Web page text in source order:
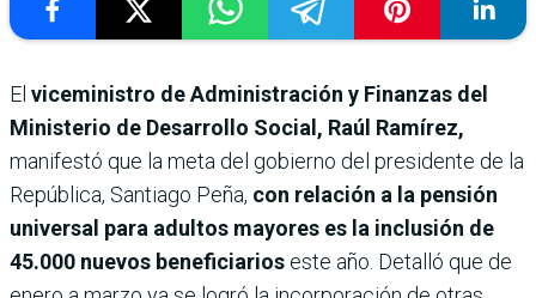
El viceministro de Administración y Finanzas del
Ministerio de Desarrollo Social, Raúl Ramírez,
manifestó que la meta del gobierno del presidente de la
República, Santiago Peña, con relación a la pensión
universal para adultos mayores es la inclusión de
45.000 nuevos beneficiarios este año. Detalló que de